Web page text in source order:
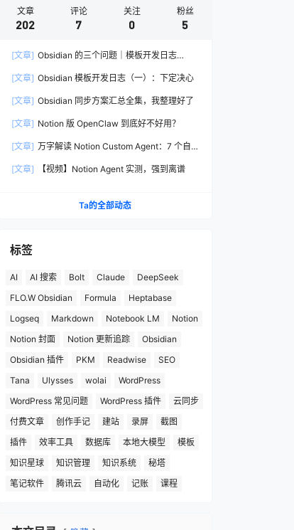
文章
202
评论
7
关注
0
粉丝
5
[文章] Obsidian 的三个问题｜模板开发日志
[文章] Obsidian 模板开发日志（一）：下定决心
[文章] Obsidian 同步方案汇总全集，我整理好了
[文章] Notion 版 OpenClaw 到底好不好用？
[文章] 万字解读 Notion Custom Agent：7 个自
[文章]
【视频】Notion Agent 实测，强到离谱
Ta的全部动态
标签
AI AI 搜索 Bolt Claude
DeepSeek
FLO.W Obsidian
Formula
Heptabase
Logseq
Markdown Notebook LM
Notion
Notion 封面
Notion 更新追踪
Obsidian
Obsidian 插件
PKM Readwise
SEO
Tana
Ulysses wolai
WordPress
WordPress 常见问题
WordPress 插件
云同步
付费文章
创作手记 建站 录屏
截图
插件
效率工具 数据库 本地大模型
模板
知识星球
知识管理 知识系统
秘塔
笔记软件
腾讯云 自动化 记账 课程